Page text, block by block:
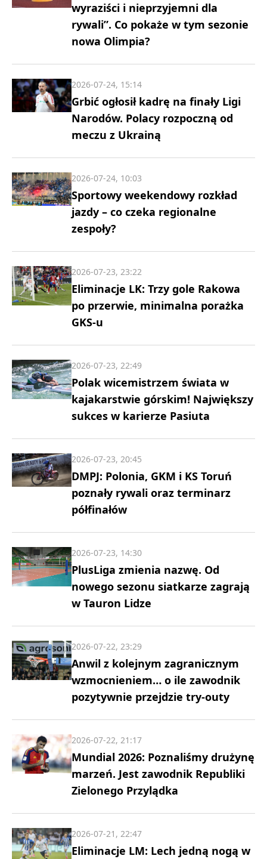
wyraziści i nieprzyjemni dla
rywali”. Co pokaże w tym sezonie
nowa Olimpia?
Grbić ogłosił kadrę na finały Ligi
Narodów. Polacy rozpoczną od
meczu z Ukrainą
2026-07-24, 15:14
Sportowy weekendowy rozkład
jazdy – co czeka regionalne
zespoły?
2026-07-24, 10:03
Eliminacje LK: Trzy gole Rakowa
po przerwie, minimalna porażka
GKS-u
2026-07-23, 23:22
Polak wicemistrzem świata w
kajakarstwie górskim! Największy
sukces w karierze Pasiuta
2026-07-23, 22:49
DMPJ: Polonia, GKM i KS Toruń
poznały rywali oraz terminarz
półfinałów
2026-07-23, 20:45
PlusLiga zmienia nazwę. Od
nowego sezonu siatkarze zagrają
w Tauron Lidze
2026-07-23, 14:30
Anwil z kolejnym zagranicznym
wzmocnieniem… o ile zawodnik
pozytywnie przejdzie try-outy
2026-07-22, 23:29
Mundial 2026: Poznaliśmy drużynę
marzeń. Jest zawodnik Republiki
Zielonego Przylądka
2026-07-22, 21:17
Eliminacje LM: Lech jedną nogą w
2026-07-21, 22:47